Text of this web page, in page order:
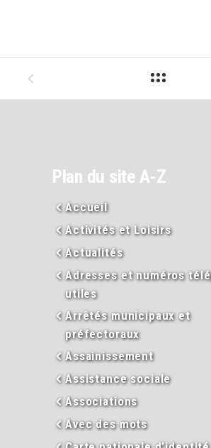
Plan du site A-Z
Accueil
Activités et Loisirs
Actualités
Adresses et numéros
utiles
Arrêtés municipaux et
préfectoraux
Assainissement
Assistance sociale
Associations
Avec des mots